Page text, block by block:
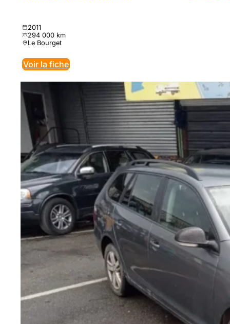
2011
294 000 km
Le Bourget
Voir la fiche